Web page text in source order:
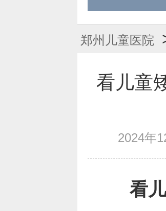
郑州儿童医院
看儿童
2024年
看